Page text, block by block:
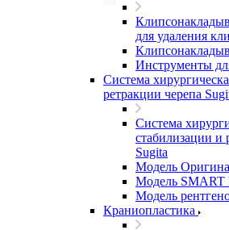
для удаления
Инструменты
Система
ретракции черепа
Система
стабилизации и
Sugita
Модель
Модель SMART
Модель
Краниопластика